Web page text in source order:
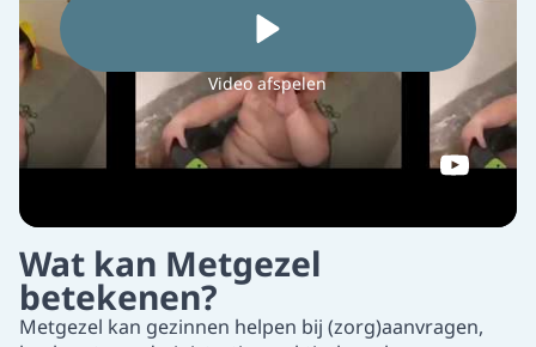
Video afspelen
Wat kan Metgezel
betekenen?
Metgezel kan gezinnen helpen bij (zorg)aanvragen,